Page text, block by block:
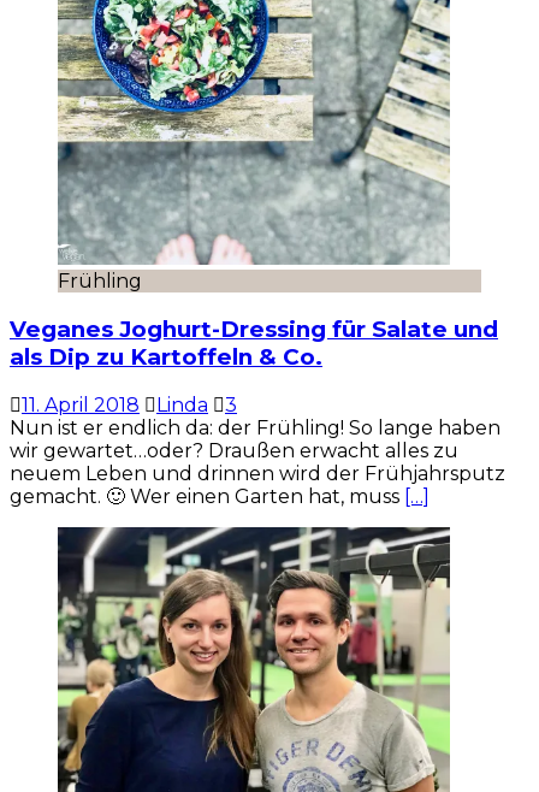
Frühling
Veganes Joghurt-Dressing für Salate und
als Dip zu Kartoffeln & Co.
11. April 2018 Linda
3
Nun ist er endlich da: der Frühling! So lange haben
wir gewartet…oder? Draußen erwacht alles zu
neuem Leben und drinnen wird der Frühjahrsputz
gemacht. 🙂 Wer einen Garten hat, muss […]